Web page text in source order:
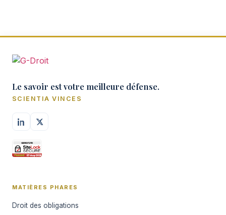
Le savoir est votre meilleure défense.
SCIENTIA VINCES
MATIÈRES PHARES
Droit des obligations